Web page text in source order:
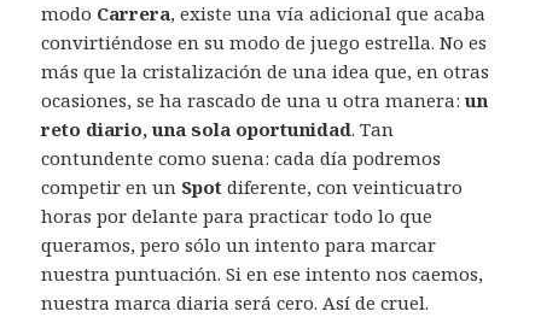
modo Carrera, existe una vía adicional que acaba
convirtiéndose en su modo de juego estrella. No es
más que la cristalización de una idea que, en otras
ocasiones, se ha rascado de una u otra manera:un
reto diario, una sola oportunidad. Tan
contundente como suena: cada día podremos
competir en un Spot diferente, con veinticuatro
horas por delante para practicar todo lo que
queramos, pero sólo un intento para marcar
nuestra puntuación. Si en ese intento nos caemos,
nuestra marca diaria será cero. Así de cruel.